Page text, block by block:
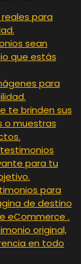
para
sean
que estás
para
te brinden sus
o muestras
para tu
para
de destino
eCommerce .
original,
en todo